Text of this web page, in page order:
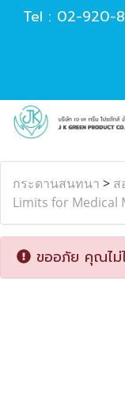
Tel : 02-920-
กระดานสนทนา > ส
Limits for Medical
ขออภัย คุณไม่